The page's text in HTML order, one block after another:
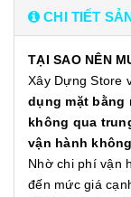
CHI TIẾT
TẠI SAO NÊN
Xây Dựng Store
dụng mặt bằng
không qua
vận hành
Nhờ chi phí vận
đến mức giá